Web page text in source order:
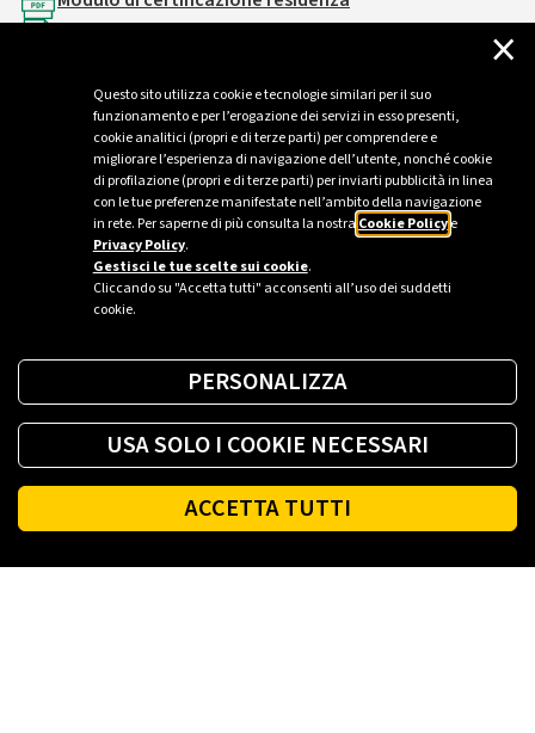
Questo sito utilizza cookie e tecnologie similari per il suo
funzionamento e per l’erogazione dei servizi in esso presenti,
cookie analitici (propri e di terze parti) per comprendere e
migliorare l’esperienza di navigazione dell’utente, nonché cookie
di profilazione (propri e di terze parti) per inviarti pubblicità in linea
con le tue preferenze manifestate nell’ambito della navigazione
in rete. Per saperne di più consulta la nostra Cookie Policye
Privacy Policy.
Gestisci le tue scelte sui cookie.
Cliccando su "Accetta tutti" acconsenti all’uso dei suddetti
cookie.
×
PERSONALIZZA
USA SOLO I COOKIE NECESSARI
ACCETTA TUTTI